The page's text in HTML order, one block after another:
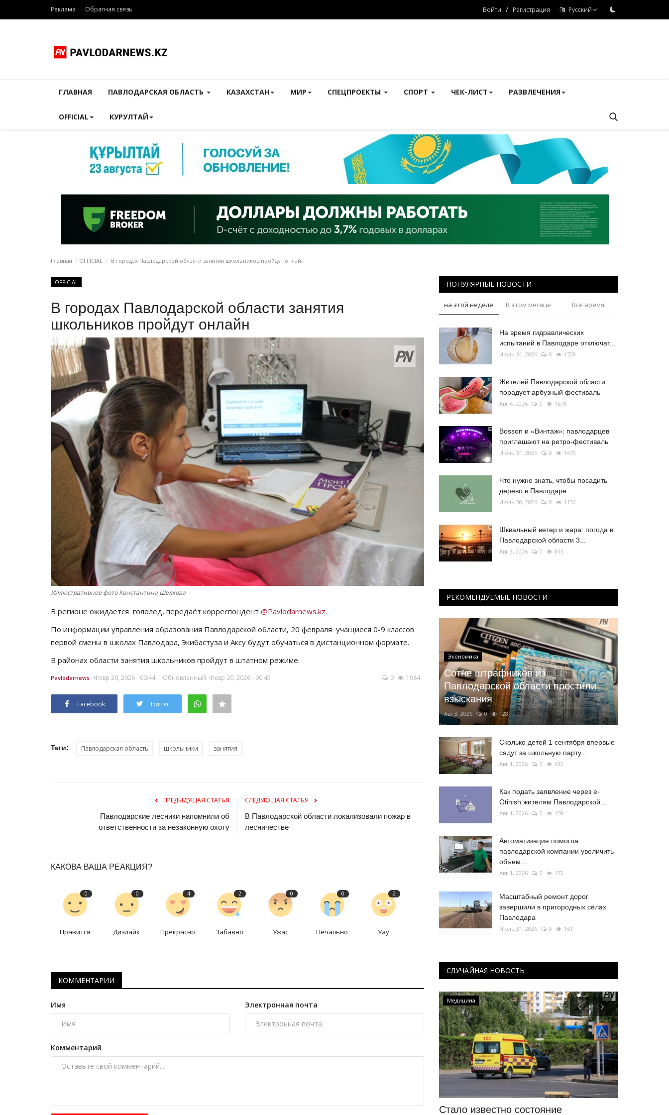
Реклама Обратная связь Войти / Регистрация Русский
ГЛАВНАЯ ПАВЛОДАРСКАЯ ОБЛАСТЬ КАЗАХСТАН МИР СПЕЦПРОЕКТЫ СПОРТ ЧЕК-ЛИСТ РАЗВЛЕЧЕНИЯ
OFFICIAL КУРУЛТАЙ
Главная OFFICIAL В городах Павлодарской области занятия школьников пройдут онлайн
OFFICIAL
В городах Павлодарской области занятия
школьников пройдут онлайн
Иллюстративное фото Константина Шелкова
В регионе ожидается гололед, передаёт корреспондент @Pavlodarnews.kz.
По информации управления образования Павлодарской области, 20 февраля учащиеся 0-9 классов
первой смены в школах Павлодара, Экибастуза и Аксу будут обучаться в дистанционном формате.
В районах области занятия школьников пройдут в штатном режиме.
Pavlodarnews Февр 20, 2026 - 00:44 Обновленный: Февр 20, 2026 - 00:45 0 1984
Facebook Twitter
Теги: Павлодарская область школьники занятия
ПРЕДЫДУЩАЯ СТАТЬЯ
Павлодарские лесники напомнили об
ответственности за незаконную охоту
СЛЕДУЮЩАЯ СТАТЬЯ
В Павлодарской области локализовали пожар в
лесничестве
КАКОВА ВАША РЕАКЦИЯ?
0
Нравится
0
Дизлайк
4
Прекрасно
2
Забавно
0
Ужас
0
Печально
2
Уау
КОММЕНТАРИИ
Имя Электронная почта
Комментарий
ПОПУЛЯРНЫЕ НОВОСТИ
на этой неделе В этом месяце Все время
На время гидравлических
испытаний в Павлодаре отключат...
Июль 31, 2026 0 1728
Жителей Павлодарской области
порадует арбузный фестиваль
Авг 4, 2026 0 1576
Bosson и «Винтаж»: павлодарцев
приглашают на ретро-фестиваль
Июль 31, 2026 0 1479
Что нужно знать, чтобы посадить
дерево в Павлодаре
Июль 30, 2026 0 1130
Шквальный ветер и жара: погода в
Павлодарской области 3...
Авг 3, 2026 0 815
РЕКОМЕНДУЕМЫЕ НОВОСТИ
Экономика
Сотне штрафников из
Павлодарской области простили
взыскания
Авг 3, 2026 0 128
Сколько детей 1 сентября впервые
сядут за школьную парту...
Авг 1, 2026 0 632
Как подать заявление через e-
Otinish жителям Павлодарской...
Авг 1, 2026 0 159
Автоматизация помогла
павлодарской компании увеличить
объем...
Авг 1, 2026 0 172
Масштабный ремонт дорог
завершили в пригородных сёлах
Павлодара
Июль 31, 2026 0 161
СЛУЧАЙНАЯ НОВОСТЬ
Павлодарец блестяще выступил на
В Павлодаре пожарный закрыл собой
Медицина
Стало известно состояние